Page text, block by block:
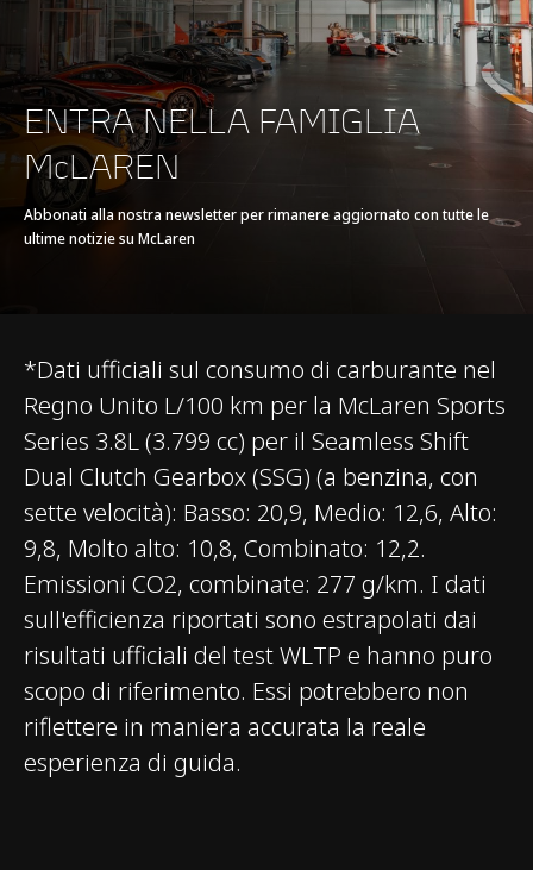
100-0 km/h (62-0
mph)
32M (105 ft)
200-0kph (124-0mph) 121M (397ft)
EFFICIENZA*
Emissioni CO2 UE
NEDC
277 g/km
Emissioni CO2 UE
WLTP
277g/km
PESO
ENTRA NELLA FAMIGLIA
McLAREN
Abbonati alla nostra newsletter per rimanere aggiornato con tutte le
ultime notizie su McLaren
*Dati ufficiali sul consumo di carburante nel
Regno Unito L/100 km per la McLaren Sports
Series 3.8L (3.799 cc) per il Seamless Shift
Dual Clutch Gearbox (SSG) (a benzina, con
sette velocità): Basso: 20,9, Medio: 12,6, Alto:
9,8, Molto alto: 10,8, Combinato: 12,2.
Emissioni CO2, combinate: 277 g/km. I dati
sull'efficienza riportati sono estrapolati dai
risultati ufficiali del test WLTP e hanno puro
scopo di riferimento. Essi potrebbero non
riflettere in maniera accurata la reale
esperienza di guida.